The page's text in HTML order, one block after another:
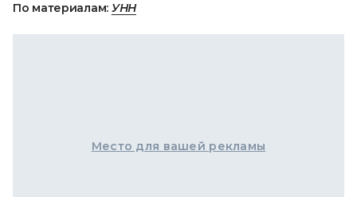
По материалам: УНН
Место для вашей рекламы